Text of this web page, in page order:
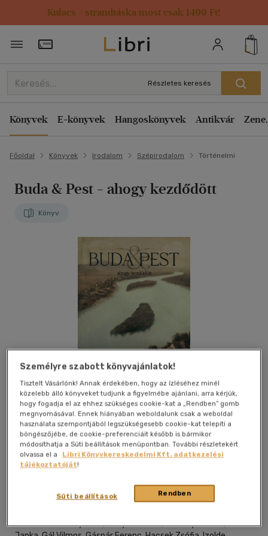
Kulacs / strandtáska most csak 1499 Ft!
Törzsvásárlói Kártya adatai
Részletes keresés
Könyvek E-könyvek Hangoskönyvek Antikvár
Főoldal Könyvek Irodalom Szépirodalom Történelmi
Buda & Pest - ahogy kezdődött
Könyv
Kívánságlistához adom Megosztom
magyar nyelvű|keménytábla,
védőborító|590 oldal
Szerzők: Bakóczy Sára, Bányai D. Ilona, Cselenyák Imre, Fábián
Személyre szabott könyvajánlatok!
Tisztelt Vásárlónk! Annak érdekében, hogy az ízléséhez minél
közelebb álló könyveket tudjunk a figyelmébe ajánlani, arra kérjük,
hogy fogadja el az ehhez szükséges cookie-kat a „Rendben” gomb
megnyomásával. Ennek hiányában weboldalunk csak a weboldal
használata szempontjából legszükségesebb cookie-kat telepíti a
böngészőjébe, de cookie-preferenciáit később is bármikor
módosíthatja a Süti beállítások menüpontban. További részletekért
olvassa el a
Libri Könyvkereskedelmi Kft. adatkezelési
tájékoztatóját!
Rendben
Süti beállítások